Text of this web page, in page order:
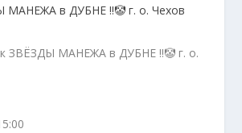
ЗВЁЗДЫ МАНЕЖА в ДУБНЕ ‼️🤡 г. о.